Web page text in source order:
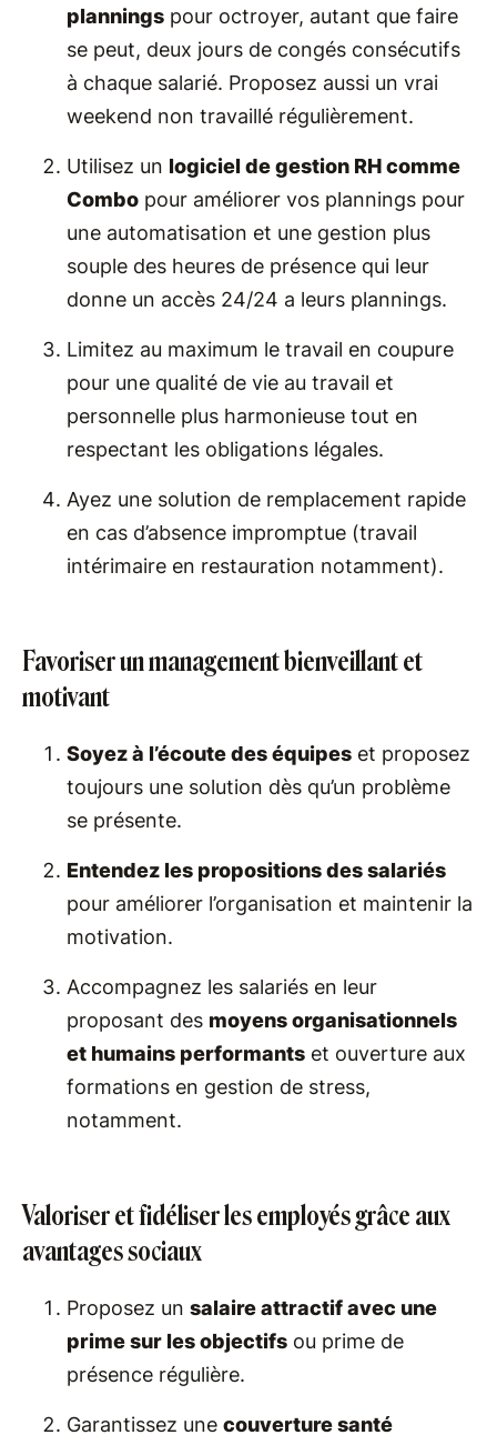
plannings pour octroyer, autant que faire
se peut, deux jours de congés consécutifs
à chaque salarié. Proposez aussi un vrai
weekend non travaillé régulièrement.
Utilisez un logiciel de gestion RH comme
Combo pour améliorer vos plannings pour
une automatisation et une gestion plus
souple des heures de présence qui leur
donne un accès 24/24 a leurs plannings.
Limitez au maximum le travail en coupure
pour une qualité de vie au travail et
personnelle plus harmonieuse tout en
respectant les obligations légales.
Ayez une solution de remplacement rapide
en cas d’absence impromptue (travail
intérimaire en restauration notamment).
Favoriser un management bienveillant et
motivant
Soyez à l’écoute des équipes et proposez
toujours une solution dès qu’un problème
se présente.
Entendez les propositions des salariés
pour améliorer l’organisation et maintenir la
motivation.
Accompagnez les salariés en leur
proposant des moyens organisationnels
et humains performants et ouverture aux
formations en gestion de stress,
notamment.
Valoriser et fidéliser les employés grâce aux
avantages sociaux
Proposez un salaire attractif avec une
prime sur les objectifs ou prime de
présence régulière.
Garantissez une couverture santé